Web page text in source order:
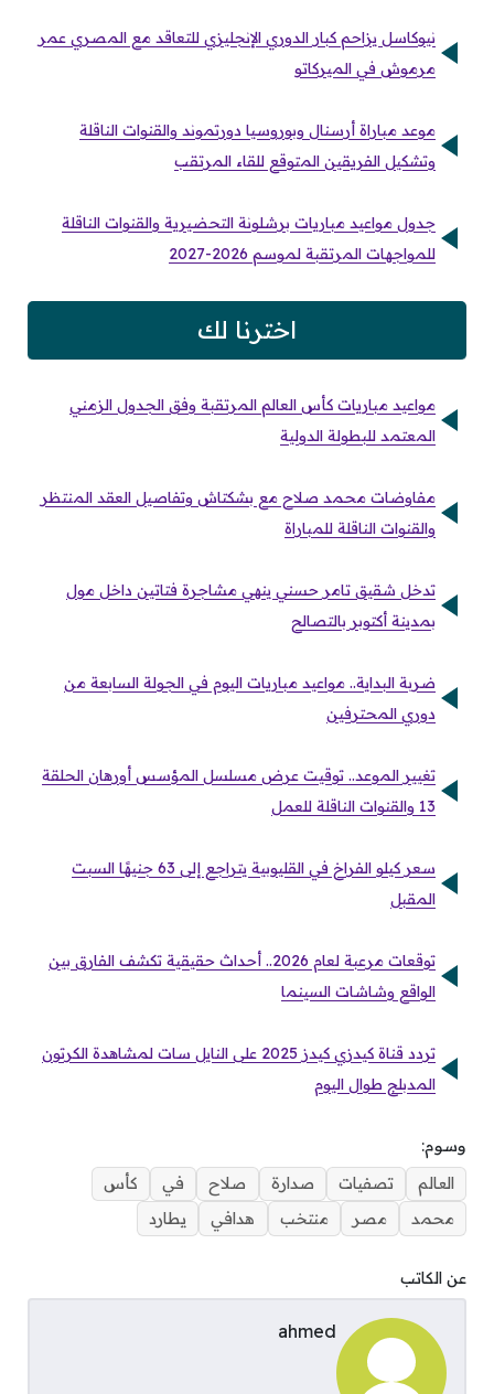
نيوكاسل يزاحم كبار الدوري الإنجليزي للتعاقد مع المصري عمر
مرموش في الميركاتو
موعد مباراة أرسنال وبوروسيا دورتموند والقنوات الناقلة
وتشكيل الفريقين المتوقع للقاء المرتقب
جدول مواعيد مباريات برشلونة التحضيرية والقنوات الناقلة
للمواجهات المرتقبة لموسم 2026-2027
اخترنا لك
مواعيد مباريات كأس العالم المرتقبة وفق الجدول الزمني
المعتمد للبطولة الدولية
مفاوضات محمد صلاح مع بشكتاش وتفاصيل العقد المنتظر
والقنوات الناقلة للمباراة
تدخل شقيق تامر حسني ينهي مشاجرة فتاتين داخل مول
بمدينة أكتوبر بالتصالح
ضربة البداية.. مواعيد مباريات اليوم في الجولة السابعة من
دوري المحترفين
تغيير الموعد.. توقيت عرض مسلسل المؤسس أورهان الحلقة
13 والقنوات الناقلة للعمل
سعر كيلو الفراخ في القليوبية يتراجع إلى 63 جنيهًا السبت
المقبل
توقعات مرعبة لعام 2026.. أحداث حقيقية تكشف الفارق بين
الواقع وشاشات السينما
تردد قناة كيدزي كيدز 2025 على النايل سات لمشاهدة الكرتون
المدبلج طوال اليوم
وسوم:
العالم
تصفيات صدارة صلاح في
كأس
محمد
مصر منتخب هدافي يطارد
عن الكاتب
ahmed